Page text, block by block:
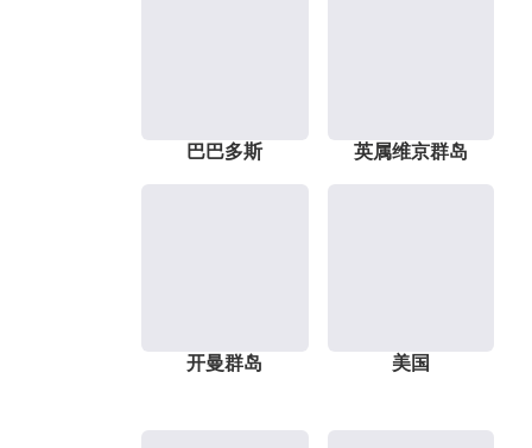
巴巴多斯 英属维京群岛
开曼群岛 美国